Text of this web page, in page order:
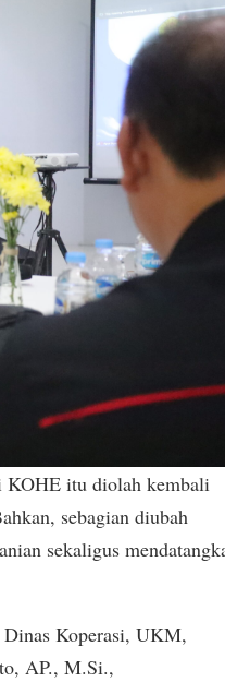
KOHE itu diolah kembali
sebagian diubah
sekaligus
Koperasi, UKM,
AP., M.Si.,